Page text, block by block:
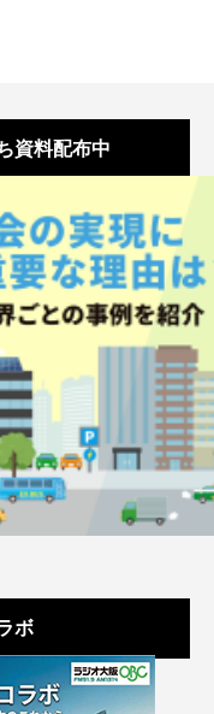
資料配布中
ボ